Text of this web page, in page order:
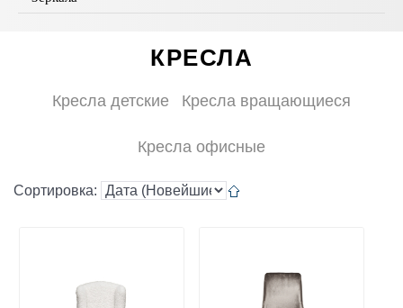
КРЕСЛА
Кресла детские Кресла вращающиеся
Кресла офисные
Сортировка: